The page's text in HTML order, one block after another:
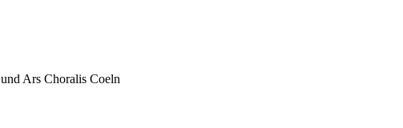
und Ars Choralis Coeln